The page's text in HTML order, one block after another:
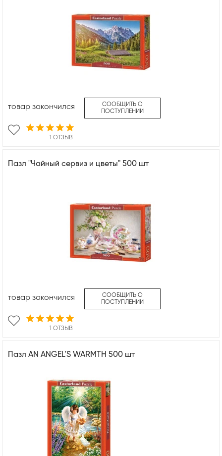
1 ОТЗЫВ
товар закончился
СООБЩИТЬ О
ПОСТУПЛЕНИИ
Пазл "Чайный сервиз и цветы" 500 шт
1 ОТЗЫВ
товар закончился
СООБЩИТЬ О
ПОСТУПЛЕНИИ
Пазл AN ANGEL'S WARMTH 500 шт